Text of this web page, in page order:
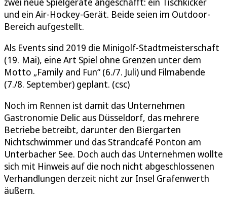
und ein Air-Hockey-Gerät. Beide seien im Outdoor-
Bereich aufgestellt.
Als Events sind 2019 die Minigolf-Stadtmeisterschaft
(19. Mai), eine Art Spiel ohne Grenzen unter dem
Motto „Family and Fun“ (6./7. Juli) und Filmabende
(7./8. September) geplant. (csc)
Noch im Rennen ist damit das Unternehmen
Gastronomie Delic aus Düsseldorf, das mehrere
Betriebe betreibt, darunter den Biergarten
Nichtschwimmer und das Strandcafé Ponton am
Unterbacher See. Doch auch das Unternehmen wollte
sich mit Hinweis auf die noch nicht abgeschlossenen
Verhandlungen derzeit nicht zur Insel Grafenwerth
äußern.